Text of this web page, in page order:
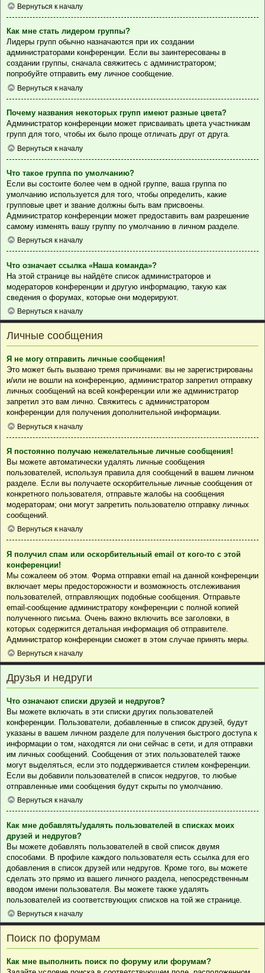
Вернуться к началу
Как мне стать лидером группы?
Лидеры групп обычно назначаются при их создании
администраторами конференции. Если вы заинтересованы в
создании группы, сначала свяжитесь с администратором;
попробуйте отправить ему личное сообщение.
Вернуться к началу
Почему названия некоторых групп имеют разные цвета?
Администратор конференции может присваивать цвета участникам
групп для того, чтобы их было проще отличать друг от друга.
Вернуться к началу
Что такое группа по умолчанию?
Если вы состоите более чем в одной группе, ваша группа по
умолчанию используется для того, чтобы определить, какие
групповые цвет и звание должны быть вам присвоены.
Администратор конференции может предоставить вам разрешение
самому изменять вашу группу по умолчанию в личном разделе.
Вернуться к началу
Что означает ссылка «Наша команда»?
На этой странице вы найдёте список администраторов и
модераторов конференции и другую информацию, такую как
сведения о форумах, которые они модерируют.
Вернуться к началу
Личные сообщения
Я не могу отправить личные сообщения!
Это может быть вызвано тремя причинами: вы не зарегистрированы
и/или не вошли на конференцию, администратор запретил отправку
личных сообщений на всей конференции или же администратор
запретил это вам лично. Свяжитесь с администратором
конференции для получения дополнительной информации.
Вернуться к началу
Я постоянно получаю нежелательные личные сообщения!
Вы можете автоматически удалять личные сообщения
пользователей, используя правила для сообщений в вашем личном
разделе. Если вы получаете оскорбительные личные сообщения от
конкретного пользователя, отправьте жалобы на сообщения
модераторам; они могут запретить пользователю отправку личных
сообщений.
Вернуться к началу
Я получил спам или оскорбительный email от кого-то с этой
конференции!
Мы сожалеем об этом. Форма отправки email на данной конференции
включает меры предосторожности и возможность отслеживания
пользователей, отправляющих подобные сообщения. Отправьте
email-сообщение администратору конференции с полной копией
полученного письма. Очень важно включить все заголовки, в
которых содержится детальная информация об отправителе.
Администратор конференции сможет в этом случае принять меры.
Вернуться к началу
Друзья и недруги
Что означают списки друзей и недругов?
Вы можете включать в эти списки других пользователей
конференции. Пользователи, добавленные в список друзей, будут
указаны в вашем личном разделе для получения быстрого доступа к
информации о том, находятся ли они сейчас в сети, и для отправки
им личных сообщений. Сообщения от этих пользователей также
могут выделяться, если это поддерживается стилем конференции.
Если вы добавили пользователей в список недругов, то любые
отправленные ими сообщения будут скрыты по умолчанию.
Вернуться к началу
Как мне добавлять/удалять пользователей в списках моих
друзей и недругов?
Вы можете добавлять пользователей в свой список двумя
способами. В профиле каждого пользователя есть ссылка для его
добавления в список друзей или недругов. Кроме того, вы можете
сделать это прямо из вашего личного раздела, непосредственным
вводом имени пользователя. Вы можете также удалять
пользователей из соответствующих списков на той же странице.
Вернуться к началу
Поиск по форумам
Как мне выполнить поиск по форуму или форумам?